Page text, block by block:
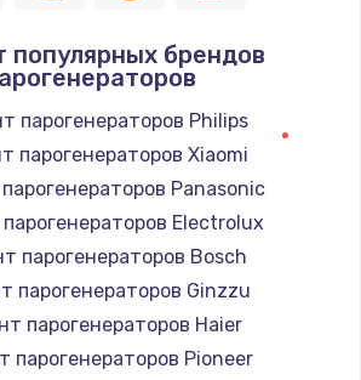
популярных брендов
парогенераторов Philips
парогенераторов Xiaomi
Panasonic
Electrolux
парогенераторов Bosch
парогенераторов Ginzzu
парогенераторов Haier
парогенераторов Pioneer